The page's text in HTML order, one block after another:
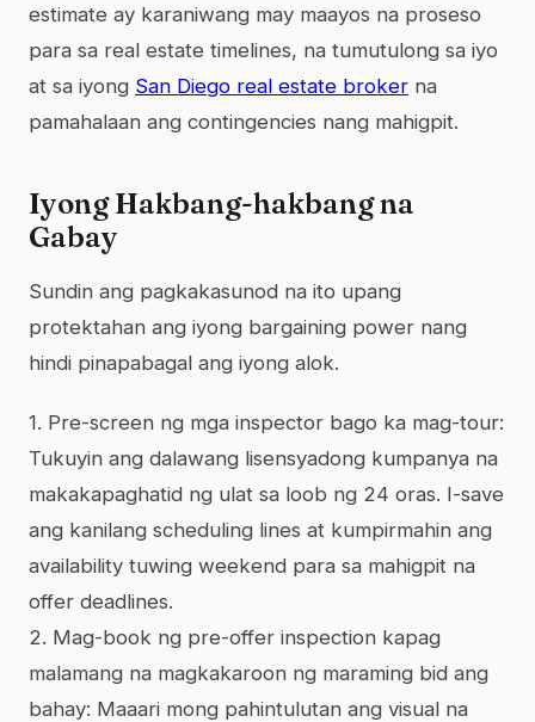
estimate ay karaniwang may maayos na proseso
para sa real estate timelines, na tumutulong sa iyo
at sa iyong San Diego real estate broker na
pamahalaan ang contingencies nang mahigpit.
Iyong Hakbang-hakbang na
Gabay
Sundin ang pagkakasunod na ito upang
protektahan ang iyong bargaining power nang
hindi pinapabagal ang iyong alok.
1. Pre-screen ng mga inspector bago ka mag-tour:
Tukuyin ang dalawang lisensyadong kumpanya na
makakapaghatid ng ulat sa loob ng 24 oras. I-save
ang kanilang scheduling lines at kumpirmahin ang
availability tuwing weekend para sa mahigpit na
offer deadlines.
2. Mag-book ng pre-offer inspection kapag
malamang na magkakaroon ng maraming bid ang
bahay: Maaari mong pahintulutan ang visual na